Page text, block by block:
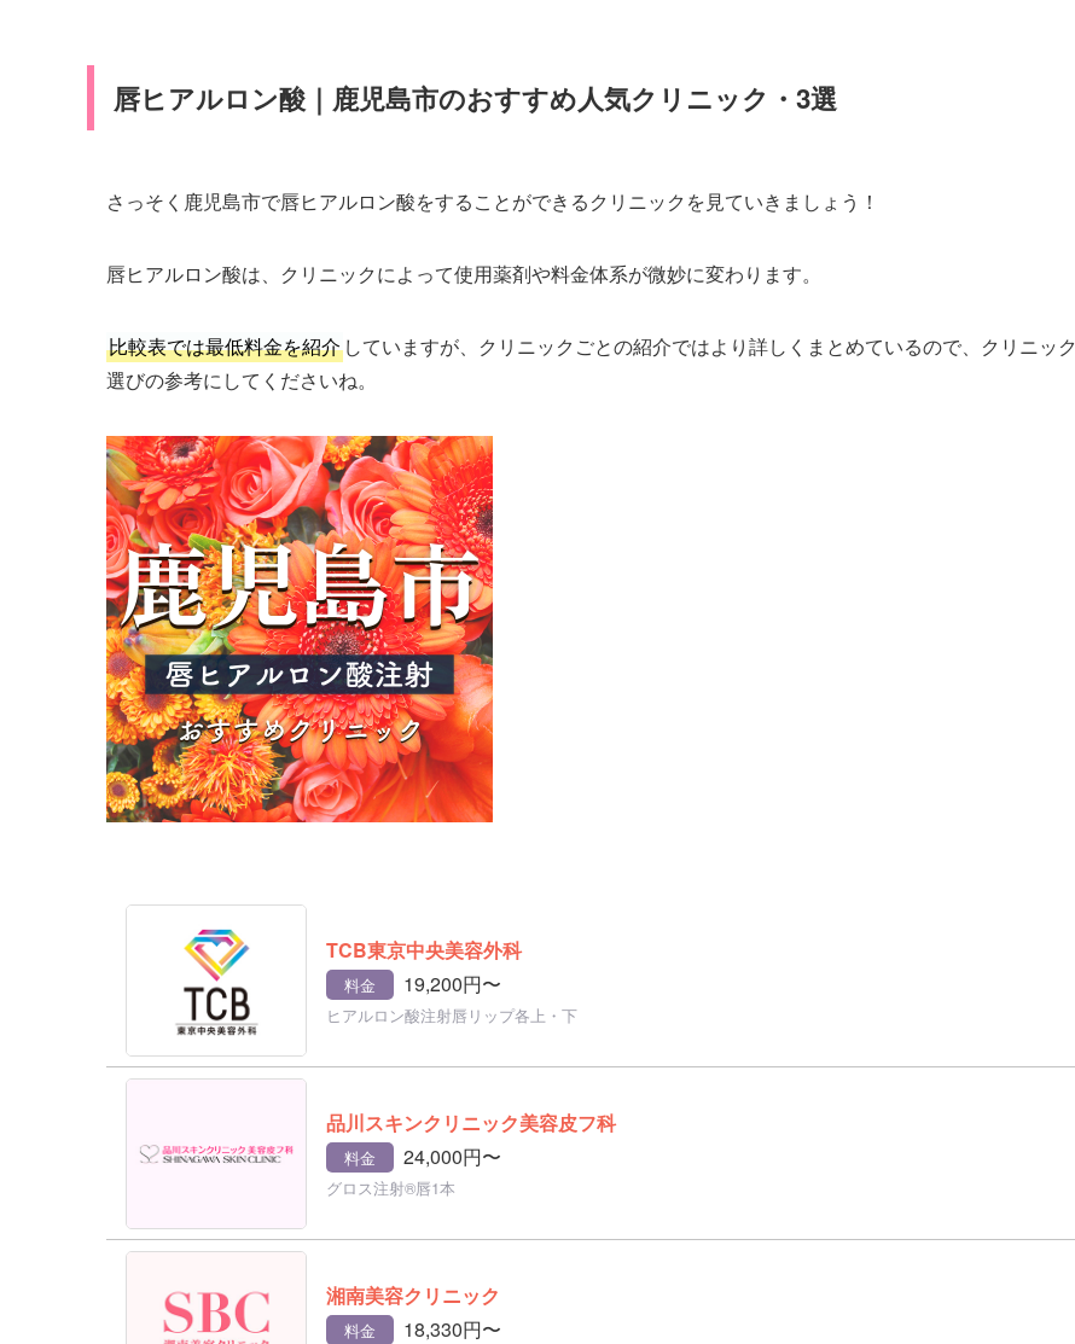
唇ヒアルロン酸｜鹿児島市のおすすめ人気クリニック・3選
さっそく鹿児島市で唇ヒアルロン酸をすることができるクリニックを見ていきましょう！
唇ヒアルロン酸は、クリニックによって使用薬剤や料金体系が微妙に変わります。
比較表では最低料金を紹介 していますが、クリニックごとの紹介ではより詳しくまとめているので、クリニック
選びの参考にしてくださいね。
TCB東京中央美容外科
料金 19,200円〜
ヒアルロン酸注射唇リップ各上・下
品川スキンクリニック美容皮フ科
料金 24,000円〜
グロス注射®唇1本
湘南美容クリニック
料金 18,330円〜